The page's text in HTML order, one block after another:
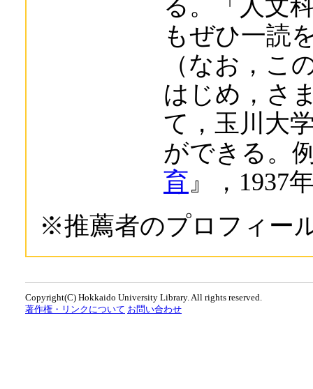
る。「人文
もぜひ一読
（なお，こ
はじめ，さ
て，玉川大
ができる。
育』，1937
※推薦者のプロフィー
Copyright(C) Hokkaido University Library. All rights reserved.
著作権・リンクについて お問い合わせ